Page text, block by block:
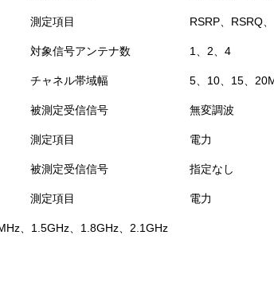
測定項目 RSRP、RSRQ
対象信号アンテナ数 1、2、4
チャネル帯域幅 5、10、15、
被測定受信信号 無変調波
測定項目 電力
被測定受信信号 指定なし
測定項目 電力
、1.5GHz、1.8GHz、2.1GHz